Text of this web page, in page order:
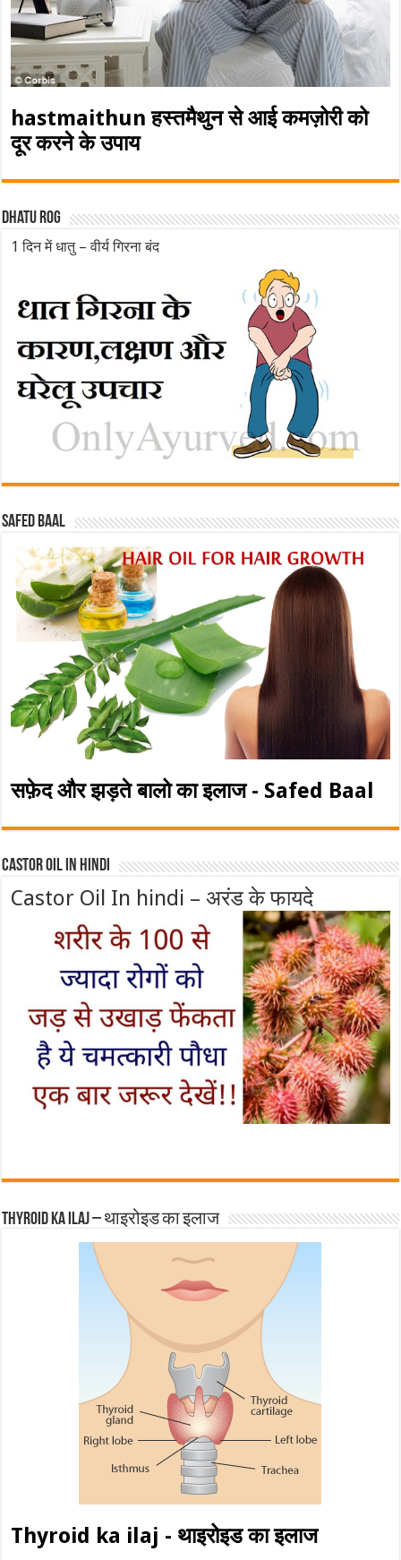
hastmaithun हस्तमैथुन से आई कमज़ोरी को
दूर करने के उपाय
Dhatu rog
1 दिन में धातु – वीर्य गिरना बंद
Safed baal
सफ़ेद और झड़ते बालो का इलाज - Safed Baal
Castor Oil In Hindi
Castor Oil In hindi – अरंड के फायदे
Thyroid ka ilaj – थाइरोइड का इलाज
Thyroid ka ilaj - थाइरोइड का इलाज